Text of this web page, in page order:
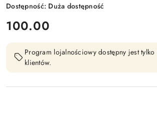
Dostępność: Duża dostępność
cena:
100.00
Program lojalnościowy dostępny jest
klientów.